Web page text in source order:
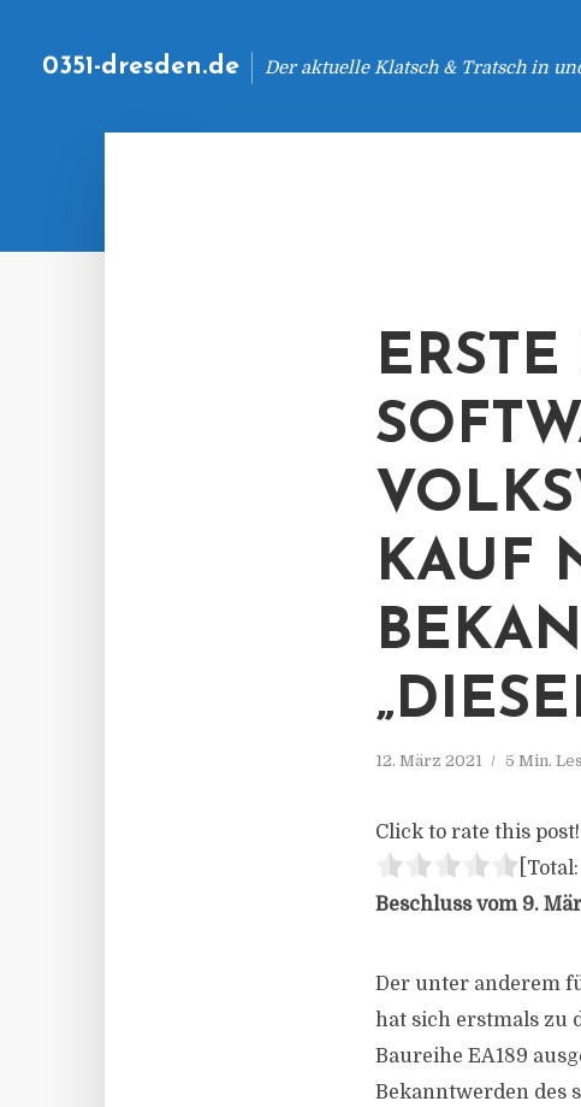
0351-dresden.de Der aktuelle Klatsch & Tratsch in
KAUF
12. März 2021 5 Min.
Click to rate this post!
[Total:
Beschluss vom 9.
Der unter anderem
hat sich erstmals zu
Baureihe EA189
Bekanntwerden des